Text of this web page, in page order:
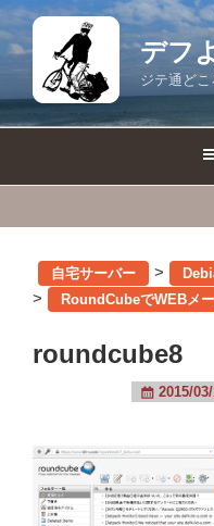
コ
ン
デフ
ジテ通ど
自宅サーバー >
> RoundCubeでWEBメ
roundcube8
2015/